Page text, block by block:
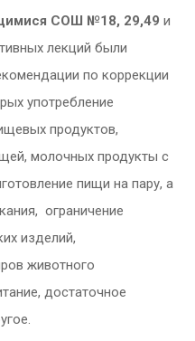
СОШ №18, 29,49 и
лекций были
по коррекции
употребление
продуктов,
молочных продукты с
пищи на пару, а
ограничение
изделий,
животного
достаточное